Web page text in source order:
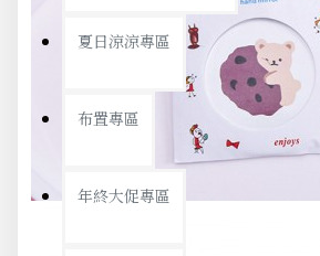
夏日涼涼專區
布置專區
年終大促專區